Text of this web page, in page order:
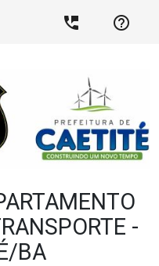
perm_phone_msg help_outline
-
BA